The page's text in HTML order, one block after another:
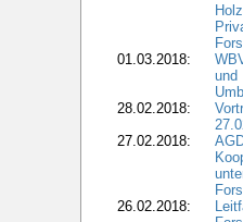
01.03.2018:
und
28.02.2018:
27.02.2018:
26.02.2018: